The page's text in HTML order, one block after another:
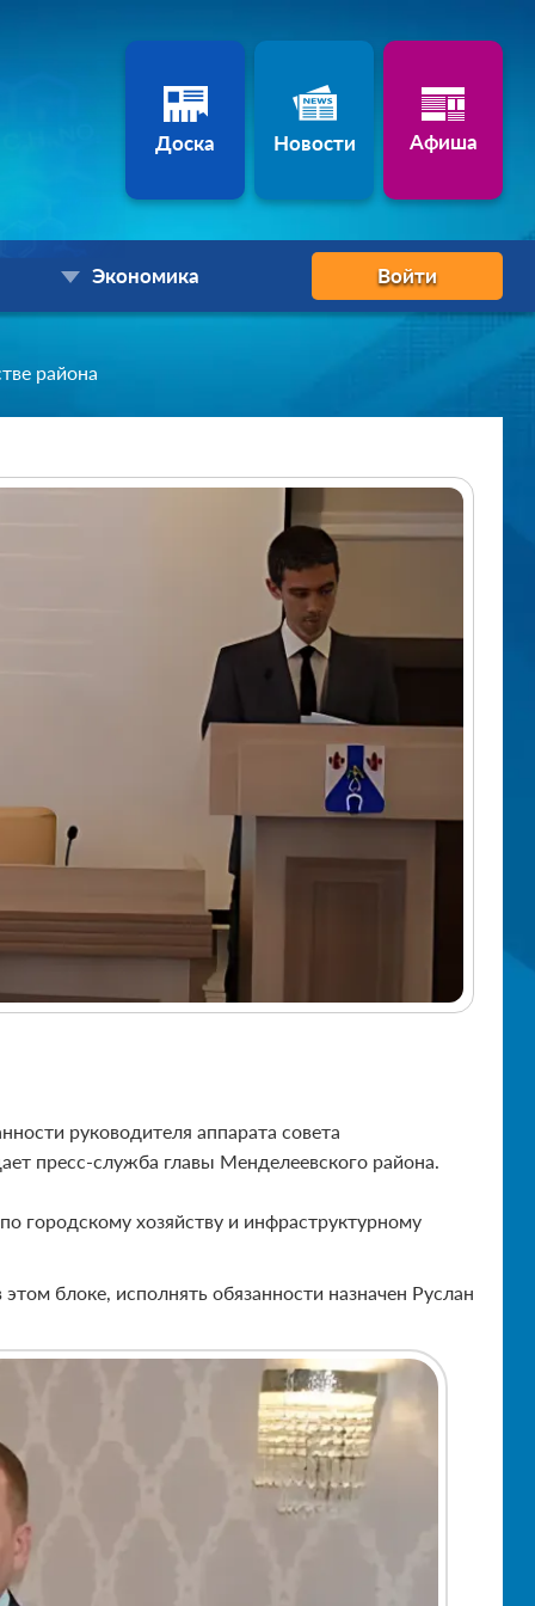
Доска Новости Афиша
Экономика Войти
района
руководителя аппарата совета
пресс-служба главы Менделеевского района.
городскому хозяйству и инфраструктурному
блоке, исполнять обязанности назначен Руслан